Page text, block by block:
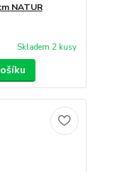
NATUR
Skladem 2 kusy